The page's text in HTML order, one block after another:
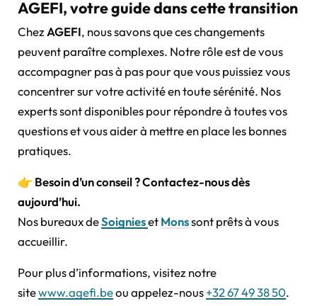
AGEFI, votre guide dans cette transition
Chez AGEFI, nous savons que ces changements
peuvent paraître complexes. Notre rôle est de vous
accompagner pas à pas pour que vous puissiez vous
concentrer sur votre activité en toute sérénité. Nos
experts sont disponibles pour répondre à toutes vos
questions et vous aider à mettre en place les bonnes
pratiques.
👉 Besoin d’un conseil ? Contactez-nous dès
aujourd’hui.
Nos bureaux deSoigniesetMonssont prêts à vous
accueillir.
Pour plus d’informations, visitez notre
sitewww.agefi.beou appelez-nous+32 67 49 38 50.